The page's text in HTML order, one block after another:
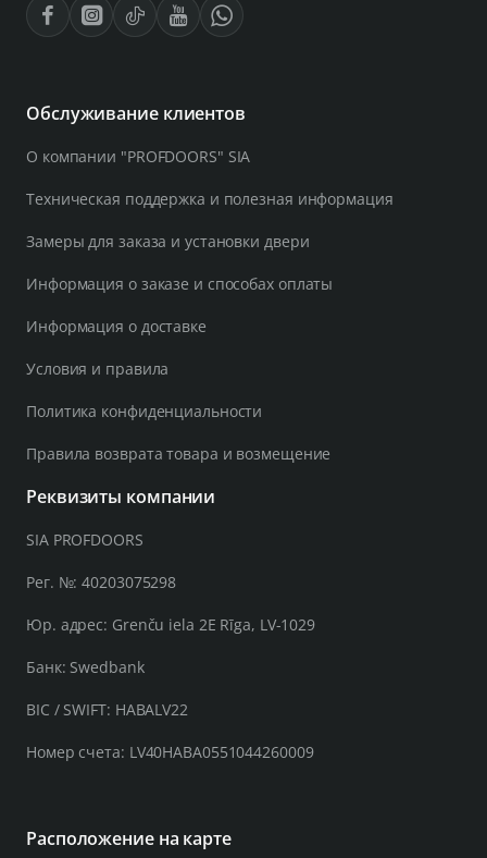
Обслуживание клиентов
О компании "PROFDOORS" SIA
Техническая поддержка и полезная информация
Замеры для заказа и установки двери
Информация о заказе и способах оплаты
Информация о доставке
Условия и правила
Политика конфиденциальности
Правила возврата товара и возмещение
Реквизиты компании
SIA PROFDOORS
Рег. №: 40203075298
Юр. адрес: Grenču iela 2E Rīga, LV-1029
Банк: Swedbank
BIC / SWIFT: HABALV22
Номер счета: LV40HABA0551044260009
Расположение на карте